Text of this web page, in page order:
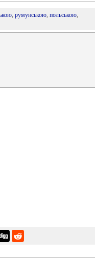
, румунською, польською,